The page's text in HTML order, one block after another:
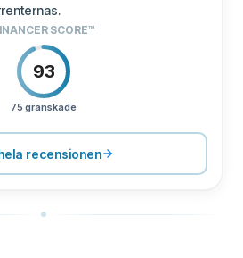
SCORE™
93
75 granskade
80
recensionen